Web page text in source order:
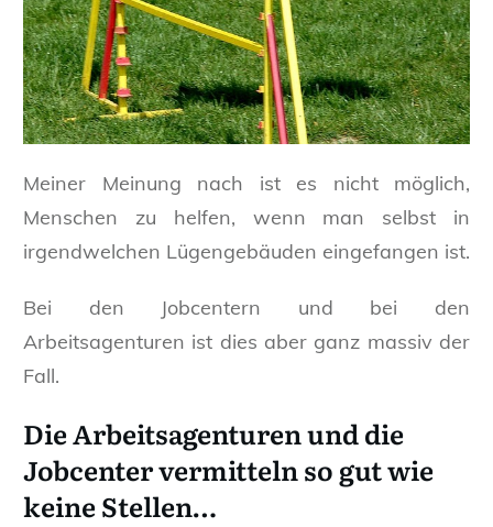
Meiner Meinung nach ist es nicht möglich,
Menschen zu helfen, wenn man selbst in
irgendwelchen Lügengebäuden eingefangen ist.
Bei den Jobcentern und bei den
Arbeitsagenturen ist dies aber ganz massiv der
Fall.
Die Arbeitsagenturen und die
Jobcenter vermitteln so gut wie
keine Stellen…